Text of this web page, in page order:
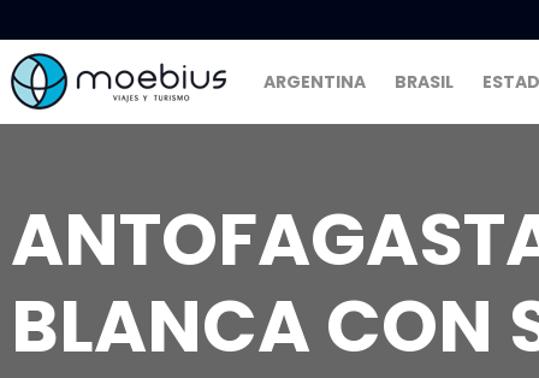
ARGENTINA BRASIL
BLANCA CON